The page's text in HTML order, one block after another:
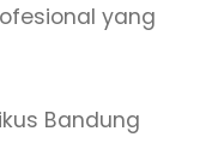
yang